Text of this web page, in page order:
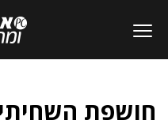
חושפת